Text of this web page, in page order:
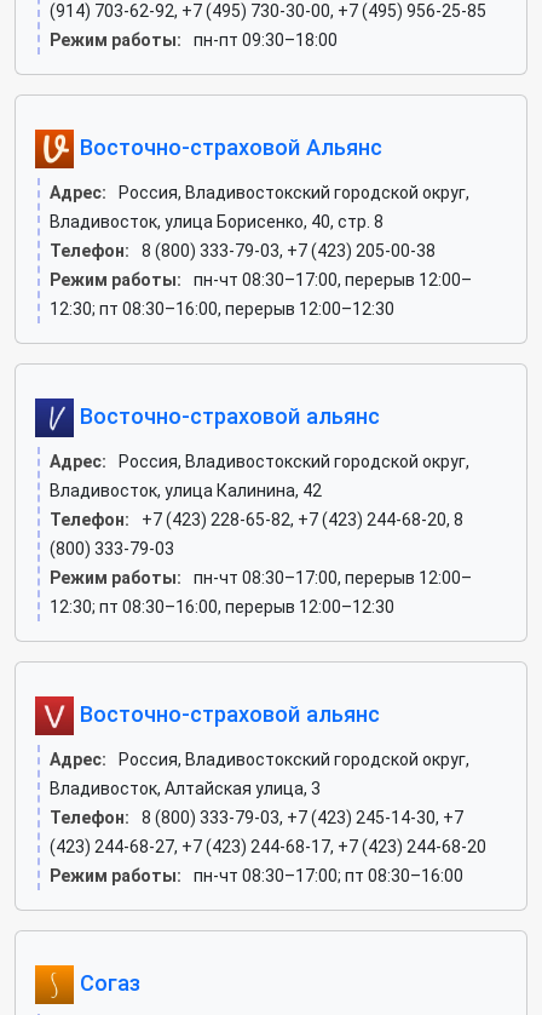
(914) 703-62-92, +7 (495) 730-30-00, +7 (495) 956-25-85
Режим работы:
пн-пт 09:30–18:00
Восточно-страховой Альянс
Адрес:
Россия, Владивостокский городской округ,
Владивосток, улица Борисенко, 40, стр. 8
Телефон:
8 (800) 333-79-03, +7 (423) 205-00-38
Режим работы:
пн-чт 08:30–17:00, перерыв 12:00–
12:30; пт 08:30–16:00, перерыв 12:00–12:30
Восточно-страховой альянс
Адрес:
Россия, Владивостокский городской округ,
Владивосток, улица Калинина, 42
Телефон:
+7 (423) 228-65-82, +7 (423) 244-68-20, 8
(800) 333-79-03
Режим работы:
пн-чт 08:30–17:00, перерыв 12:00–
12:30; пт 08:30–16:00, перерыв 12:00–12:30
Восточно-страховой альянс
Адрес:
Россия, Владивостокский городской округ,
Владивосток, Алтайская улица, 3
Телефон:
8 (800) 333-79-03, +7 (423) 245-14-30, +7
(423) 244-68-27, +7 (423) 244-68-17, +7 (423) 244-68-20
Режим работы:
пн-чт 08:30–17:00; пт 08:30–16:00
Согаз